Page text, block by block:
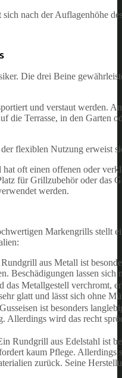
nach der Auflagenhöhe
Die drei Beine
und verstaut werden.
die Terrasse, in den Garten
flexiblen Nutzung erweist
oft einen offenen oder
für Grillzubehör oder das
werden.
Markengrills stellt
aus Metall ist
Beschädigungen lassen
das Metallgestell verchromt,
glatt und lässt sich ohne
Gusseisen ist besonders
Allerdings wird das recht
Rundgrill aus Edelstahl ist
kaum Pflege.
zurück. Seine